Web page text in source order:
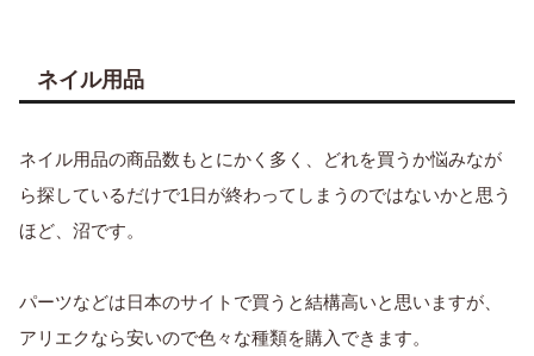
ネイル用品
ネイル用品の商品数もとにかく多く、どれを買うか悩みなが
ら探しているだけで1日が終わってしまうのではないかと思う
ほど、沼です。
パーツなどは日本のサイトで買うと結構高いと思いますが、
アリエクなら安いので色々な種類を購入できます。